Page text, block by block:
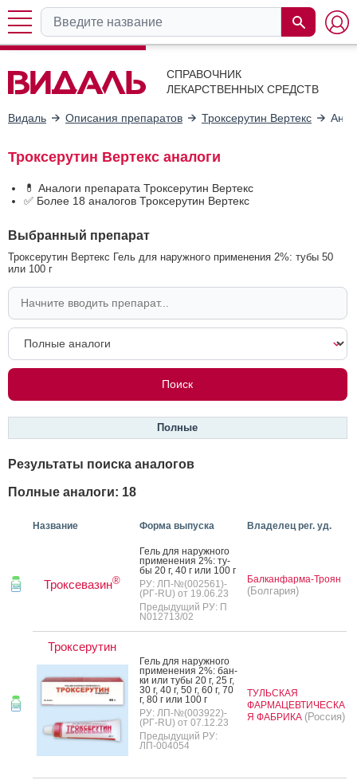
СПРАВОЧНИК
ЛЕКАРСТВЕННЫХ СРЕДСТВ
Видаль Описания препаратов Троксерутин Вертекс
Троксерутин Вертекс аналоги
💊 Аналоги препарата Троксерутин Вертекс
✅ Более 18 аналогов Троксерутин Вертекс
Выбранный препарат
Троксерутин Вертекс Гель для наружного применения 2%: тубы 50
или 100 г
Полные
Результаты поиска аналогов
Полные аналоги: 18
Название Форма выпуска Владелец рег. уд.
Троксевазин®
Гель для на­руж­но­го
при­мене­ния 2%: ту­
бы 20 г, 40 г или 100 г
РУ: ЛП-№(002561)-
(РГ-RU) от 19.06.23
Предыдущий РУ: П
N012713/02
Балканфарма-Троян
(Болгария)
Троксерутин
Гель для на­руж­но­го
при­мене­ния 2%: бан­
ки или ту­бы 20 г, 25 г,
30 г, 40 г, 50 г, 60 г, 70
г, 80 г или 100 г
РУ: ЛП-№(003922)-
(РГ-RU) от 07.12.23
Предыдущий РУ:
ЛП-004054
ТУЛЬСКАЯ
ФАРМАЦЕВТИЧЕСКА
Я ФАБРИКА (Россия)